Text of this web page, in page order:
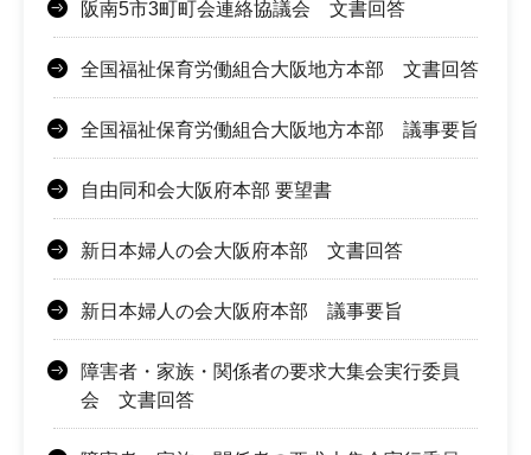
阪南5市3町町会連絡協議会 文書回答
全国福祉保育労働組合大阪地方本部 文書回答
全国福祉保育労働組合大阪地方本部 議事要旨
自由同和会大阪府本部 要望書
新日本婦人の会大阪府本部 文書回答
新日本婦人の会大阪府本部 議事要旨
障害者・家族・関係者の要求大集会実行委員
会 文書回答